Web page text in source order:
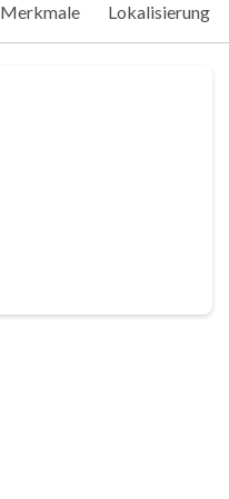
Merkmale Lokalisierung